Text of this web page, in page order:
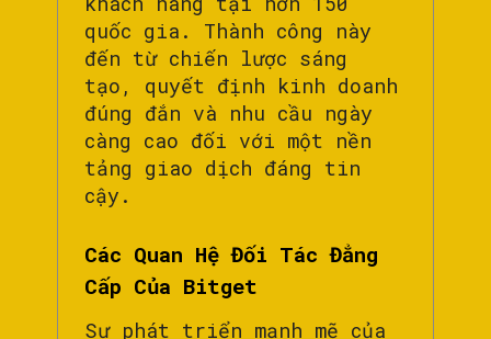
quốc gia. Thành công này
đến từ chiến lược sáng
tạo, quyết định kinh doanh
đúng đắn và nhu cầu ngày
càng cao đối với một nền
tảng giao dịch đáng tin
cậy.
Các Quan Hệ Đối Tác Đẳng
Cấp Của Bitget
Sự phát triển mạnh mẽ của